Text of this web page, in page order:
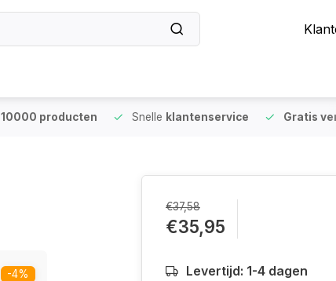
10000 producten Snelle klantenservice Gratis
-4%
€37,58
€35,95
Levertijd: 1-4 dagen